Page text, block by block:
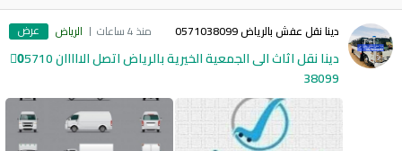
دينا نقل عفش بالرياض 0571038099 منذ 4 ساعات الرياض عرض
دينا نقل اثاث الى الجمعية الخيرية بالرياض اتصل الااااان 0َ5710
38099